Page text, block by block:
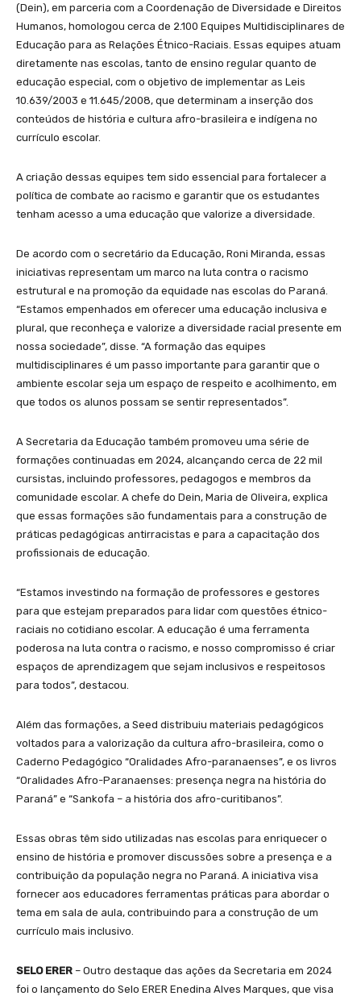
(Dein), em parceria com a Coordenação de Diversidade e Direitos
Humanos, homologou cerca de 2.100 Equipes Multidisciplinares de
Educação para as Relações Étnico-Raciais. Essas equipes atuam
diretamente nas escolas, tanto de ensino regular quanto de
educação especial, com o objetivo de implementar as Leis
10.639/2003 e 11.645/2008, que determinam a inserção dos
conteúdos de história e cultura afro-brasileira e indígena no
currículo escolar.
A criação dessas equipes tem sido essencial para fortalecer a
política de combate ao racismo e garantir que os estudantes
tenham acesso a uma educação que valorize a diversidade.
De acordo com o secretário da Educação, Roni Miranda, essas
iniciativas representam um marco na luta contra o racismo
estrutural e na promoção da equidade nas escolas do Paraná.
“Estamos empenhados em oferecer uma educação inclusiva e
plural, que reconheça e valorize a diversidade racial presente em
nossa sociedade”, disse. “A formação das equipes
multidisciplinares é um passo importante para garantir que o
ambiente escolar seja um espaço de respeito e acolhimento, em
que todos os alunos possam se sentir representados”.
A Secretaria da Educação também promoveu uma série de
formações continuadas em 2024, alcançando cerca de 22 mil
cursistas, incluindo professores, pedagogos e membros da
comunidade escolar. A chefe do Dein, Maria de Oliveira, explica
que essas formações são fundamentais para a construção de
práticas pedagógicas antirracistas e para a capacitação dos
profissionais de educação.
“Estamos investindo na formação de professores e gestores
para que estejam preparados para lidar com questões étnico-
raciais no cotidiano escolar. A educação é uma ferramenta
poderosa na luta contra o racismo, e nosso compromisso é criar
espaços de aprendizagem que sejam inclusivos e respeitosos
para todos”, destacou.
Além das formações, a Seed distribuiu materiais pedagógicos
voltados para a valorização da cultura afro-brasileira, como o
Caderno Pedagógico “Oralidades Afro-paranaenses”, e os livros
“Oralidades Afro-Paranaenses: presença negra na história do
Paraná” e “Sankofa – a história dos afro-curitibanos”.
Essas obras têm sido utilizadas nas escolas para enriquecer o
ensino de história e promover discussões sobre a presença e a
contribuição da população negra no Paraná. A iniciativa visa
fornecer aos educadores ferramentas práticas para abordar o
tema em sala de aula, contribuindo para a construção de um
currículo mais inclusivo.
SELO ERER – Outro destaque das ações da Secretaria em 2024
foi o lançamento do Selo ERER Enedina Alves Marques, que visa